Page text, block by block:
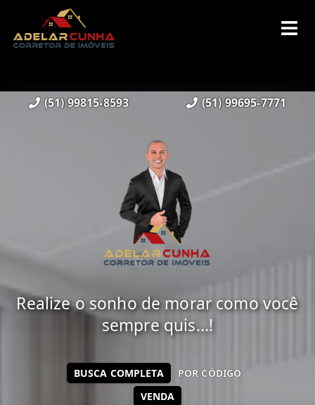
(51) 99815-8593 (51) 99695-7771
Realize o sonho de morar como você
sempre quis...!
VENDA
BUSCA COMPLETA POR CÓDIGO